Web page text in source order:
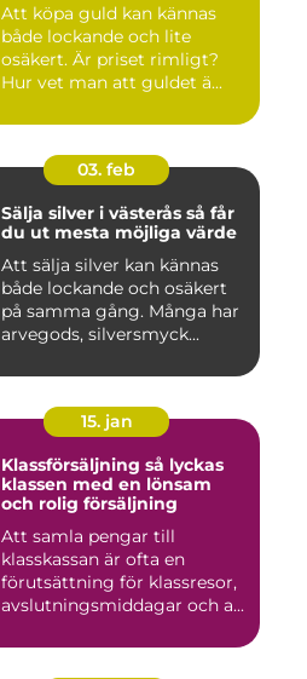
Att köpa guld kan kännas
både lockande och lite
osäkert. Är priset rimligt?
Hur vet man att guldet ä...
03. feb
Sälja silver i västerås så får
du ut mesta möjliga värde
Att sälja silver kan kännas
både lockande och osäkert
på samma gång. Många har
arvegods, silversmyck...
15. jan
Klassförsäljning så lyckas
klassen med en lönsam
och rolig försäljning
Att samla pengar till
klasskassan är ofta en
förutsättning för klassresor,
avslutningsmiddagar och a...